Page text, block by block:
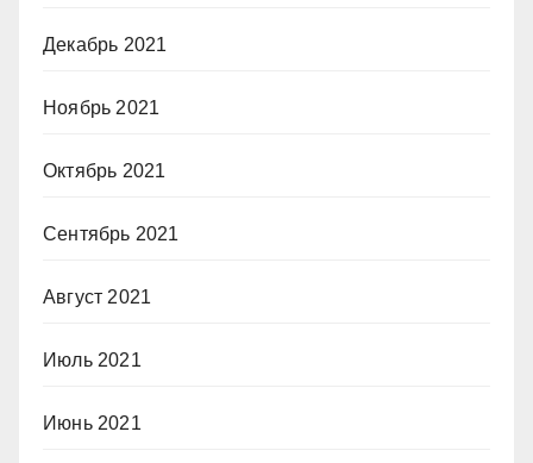
Декабрь 2021
Ноябрь 2021
Октябрь 2021
Сентябрь 2021
Август 2021
Июль 2021
Июнь 2021